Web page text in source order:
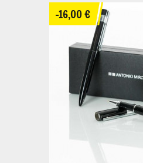
-16,00 €